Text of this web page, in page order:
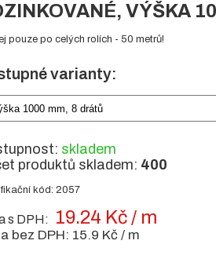
VÝŠKA
pouze po celých rolích - 50 metrů!
varianty:
1000 mm, 8 drátů
skladem
produktů skladem: 400
kód: 2057
s DPH: 19.24 Kč / m
bez DPH: 15.9 Kč / m